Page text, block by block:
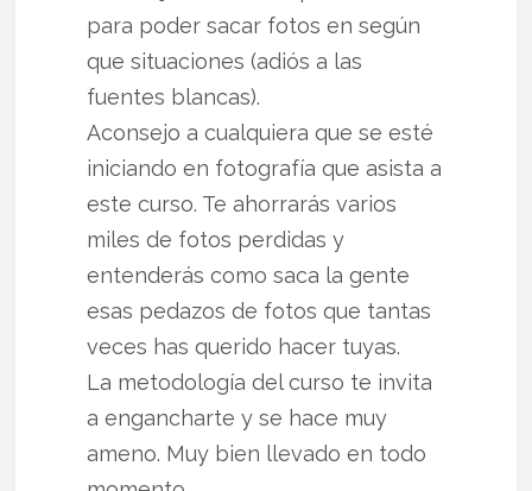
para poder sacar fotos en según
que situaciones (adiós a las
fuentes blancas).
Aconsejo a cualquiera que se esté
iniciando en fotografía que asista a
este curso. Te ahorrarás varios
miles de fotos perdidas y
entenderás como saca la gente
esas pedazos de fotos que tantas
veces has querido hacer tuyas.
La metodología del curso te invita
a engancharte y se hace muy
ameno. Muy bien llevado en todo